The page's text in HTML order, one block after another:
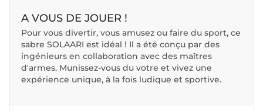
A VOUS DE JOUER !
Pour vous divertir, vous amusez ou faire du sport, ce
sabre SOLAARI est idéal ! Il a été conçu par des
ingénieurs en collaboration avec des maîtres
d'armes. Munissez-vous du votre et vivez une
expérience unique, à la fois ludique et sportive.